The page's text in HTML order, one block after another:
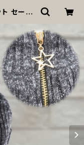
セータ
ット 服
かわい
| MOAN